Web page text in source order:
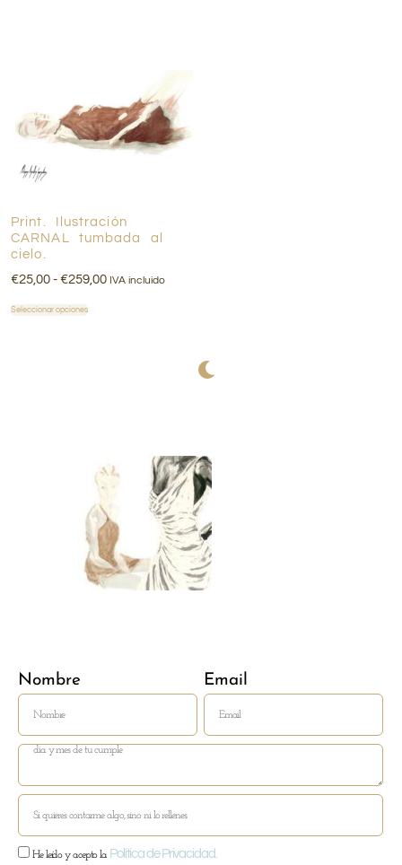
Print. Ilustración
CARNAL tumbada al
cielo.
€25,00 - €259,00 IVA incluido
Seleccionar opciones
Nombre Email
He leído y acepto la Política de Privacidad.